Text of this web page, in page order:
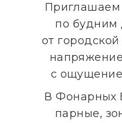
Приглашаем
по будним
от
с
В Фонарных
парные,